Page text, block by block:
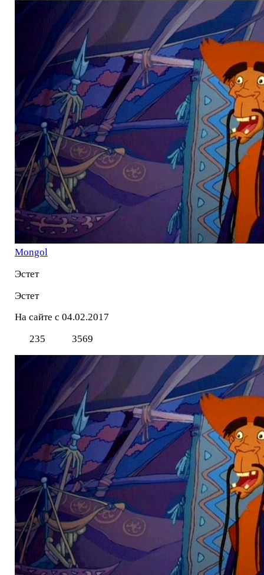
Mоngol
Эстет
Эстет
На сайте с 04.02.2017
235
3569